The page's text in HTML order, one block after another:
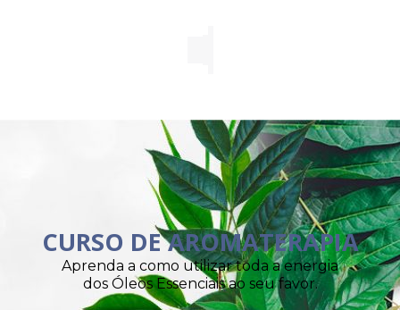
CURSO DE AROMATERAPIA
Aprenda a como utilizar toda a energia
dos Óleos Essenciais ao seu favor.